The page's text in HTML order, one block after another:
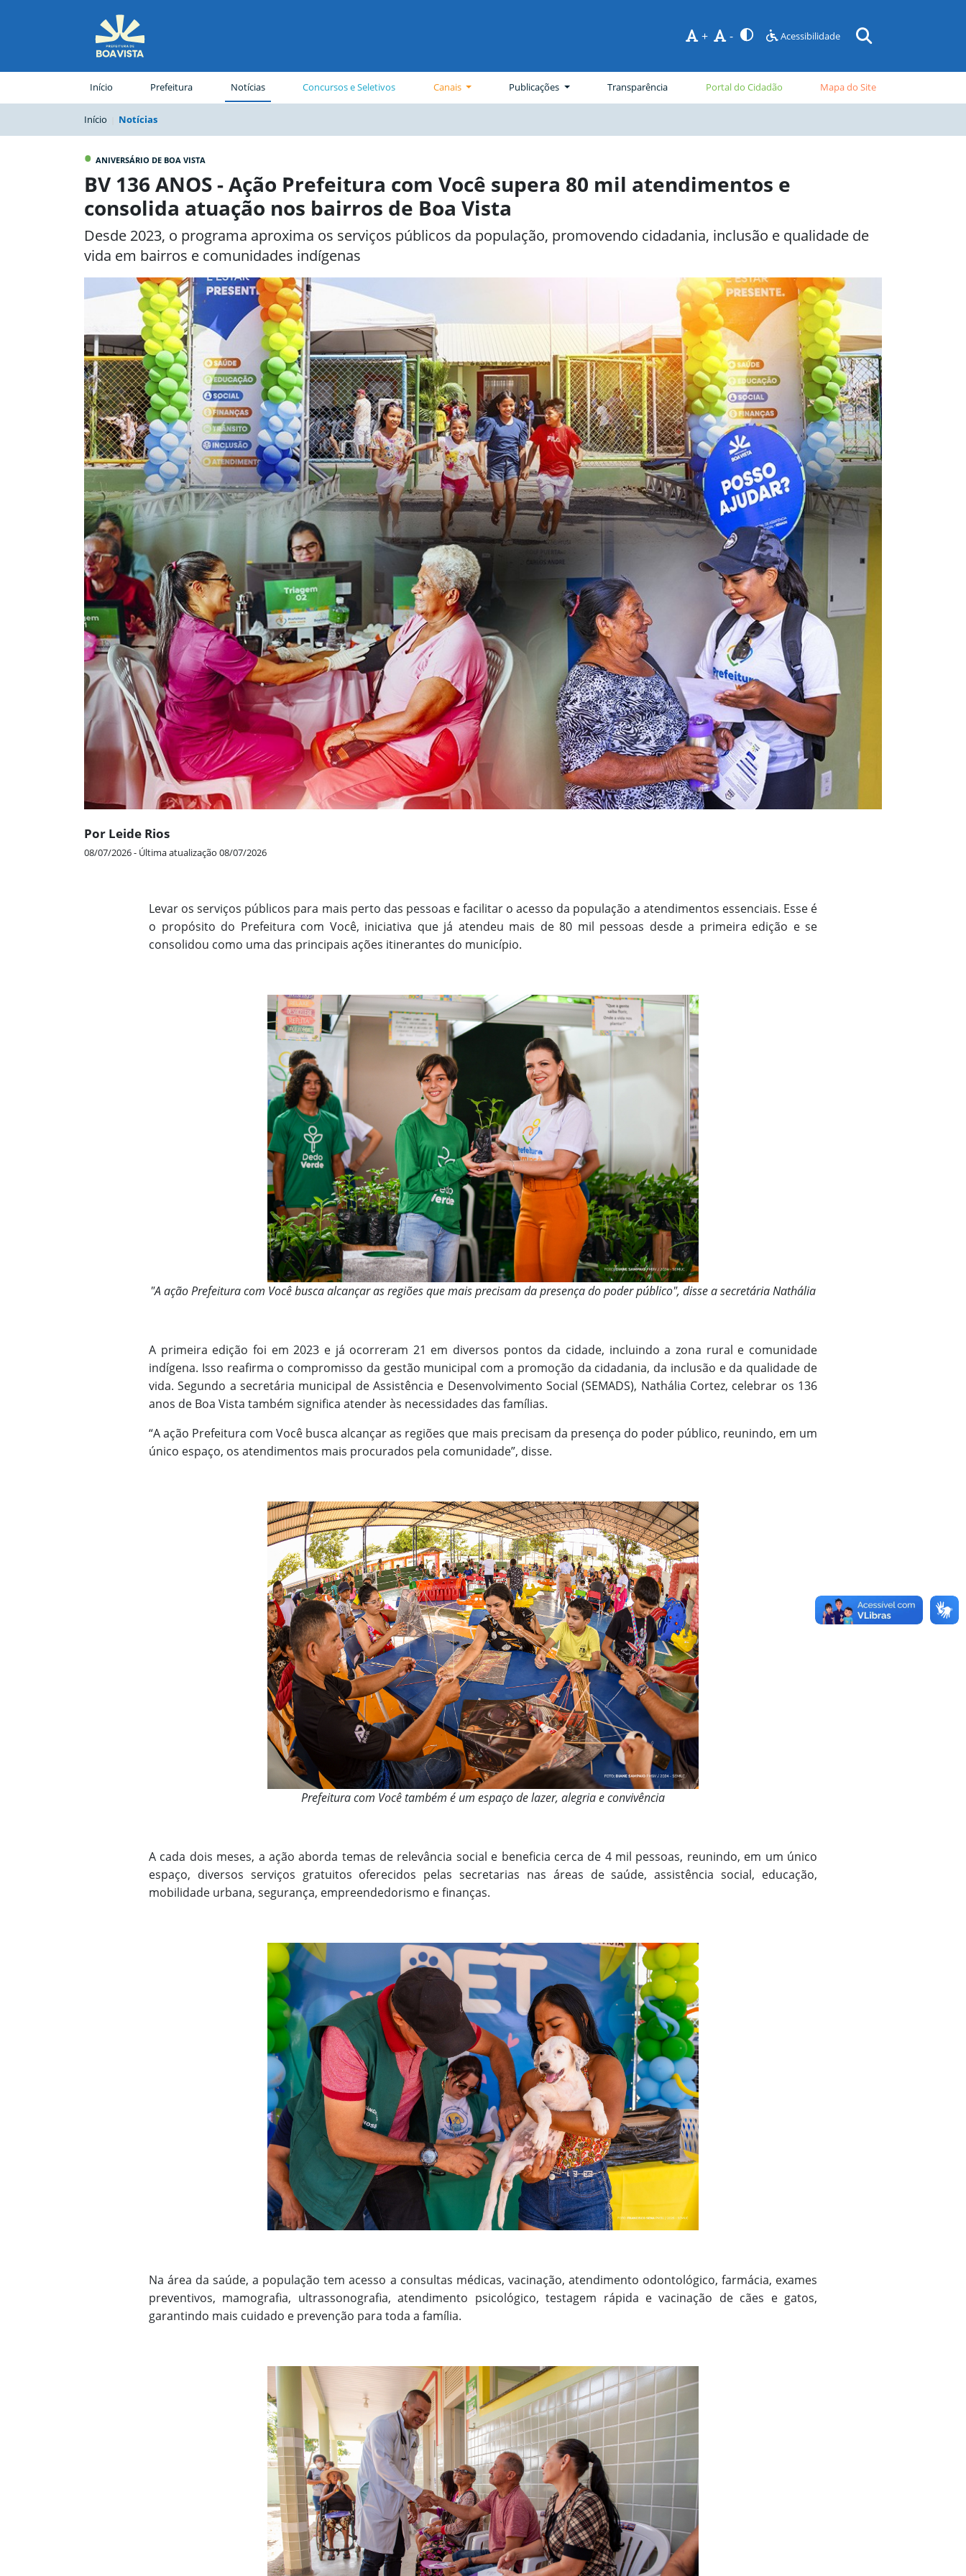
+ - Acessibilidade
Início Prefeitura(página atual)
Notícias Concursos e Seletivos Canais Publicações Transparência Portal do Cidadão Mapa do Site
Início Notícias
• ANIVERSÁRIO DE BOA VISTA
BV 136 ANOS - Ação Prefeitura com Você supera 80 mil atendimentos e
consolida atuação nos bairros de Boa Vista
Desde 2023, o programa aproxima os serviços públicos da população, promovendo cidadania, inclusão e qualidade de
vida em bairros e comunidades indígenas
Por Leide Rios
08/07/2026 - Última atualização 08/07/2026
Levar os serviços públicos para mais perto das pessoas e facilitar o acesso da população a atendimentos essenciais. Esse é
o propósito do Prefeitura com Você, iniciativa que já atendeu mais de 80 mil pessoas desde a primeira edição e se
consolidou como uma das principais ações itinerantes do município.
"A ação Prefeitura com Você busca alcançar as regiões que mais precisam da presença do poder público", disse a secretária Nathália
A primeira edição foi em 2023 e já ocorreram 21 em diversos pontos da cidade, incluindo a zona rural e comunidade
indígena. Isso reafirma o compromisso da gestão municipal com a promoção da cidadania, da inclusão e da qualidade de
vida. Segundo a secretária municipal de Assistência e Desenvolvimento Social (SEMADS), Nathália Cortez, celebrar os 136
anos de Boa Vista também significa atender às necessidades das famílias.
“A ação Prefeitura com Você busca alcançar as regiões que mais precisam da presença do poder público, reunindo, em um
único espaço, os atendimentos mais procurados pela comunidade”, disse.
Prefeitura com Você também é um espaço de lazer, alegria e convivência
A cada dois meses, a ação aborda temas de relevância social e beneficia cerca de 4 mil pessoas, reunindo, em um único
espaço, diversos serviços gratuitos oferecidos pelas secretarias nas áreas de saúde, assistência social, educação,
mobilidade urbana, segurança, empreendedorismo e finanças.
Na área da saúde, a população tem acesso a consultas médicas, vacinação, atendimento odontológico, farmácia, exames
preventivos, mamografia, ultrassonografia, atendimento psicológico, testagem rápida e vacinação de cães e gatos,
garantindo mais cuidado e prevenção para toda a família.